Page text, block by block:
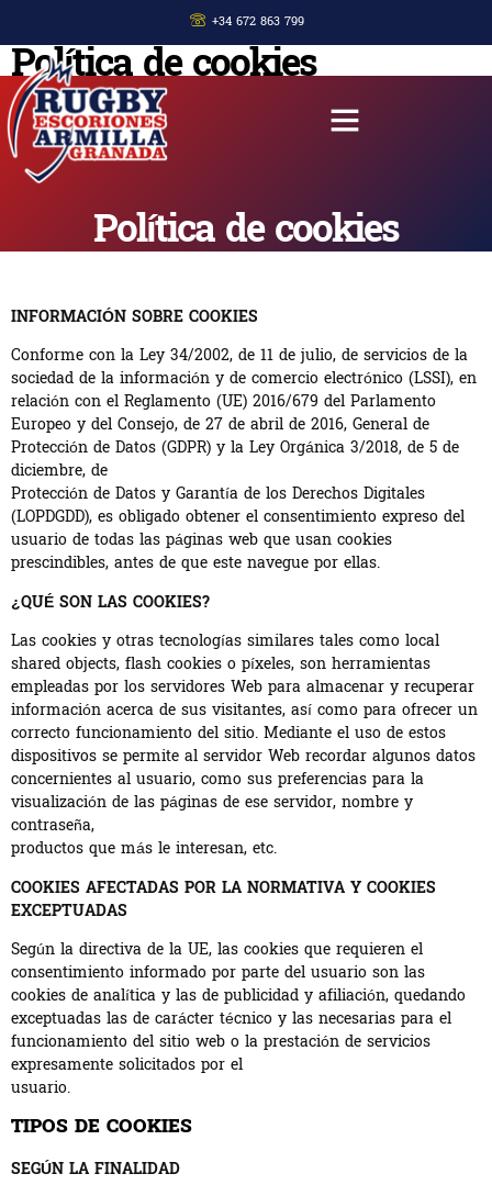
+34 672 863 799
Política de cookies
Política de cookies
INFORMACIÓN SOBRE COOKIES
Conforme con la Ley 34/2002, de 11 de julio, de servicios de la
sociedad de la información y de comercio electrónico (LSSI), en
relación con el Reglamento (UE) 2016/679 del Parlamento
Europeo y del Consejo, de 27 de abril de 2016, General de
Protección de Datos (GDPR) y la Ley Orgánica 3/2018, de 5 de
diciembre, de
Protección de Datos y Garantía de los Derechos Digitales
(LOPDGDD), es obligado obtener el consentimiento expreso del
usuario de todas las páginas web que usan cookies
prescindibles, antes de que este navegue por ellas.
¿QUÉ SON LAS COOKIES?
Las cookies y otras tecnologías similares tales como local
shared objects, flash cookies o píxeles, son herramientas
empleadas por los servidores Web para almacenar y recuperar
información acerca de sus visitantes, así como para ofrecer un
correcto funcionamiento del sitio. Mediante el uso de estos
dispositivos se permite al servidor Web recordar algunos datos
concernientes al usuario, como sus preferencias para la
visualización de las páginas de ese servidor, nombre y
contraseña,
productos que más le interesan, etc.
COOKIES AFECTADAS POR LA NORMATIVA Y COOKIES
EXCEPTUADAS
Según la directiva de la UE, las cookies que requieren el
consentimiento informado por parte del usuario son las
cookies de analítica y las de publicidad y afiliación, quedando
exceptuadas las de carácter técnico y las necesarias para el
funcionamiento del sitio web o la prestación de servicios
expresamente solicitados por el
usuario.
TIPOS DE COOKIES
SEGÚN LA FINALIDAD